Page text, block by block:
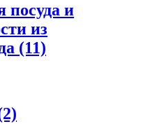
посуда и
из
(11)